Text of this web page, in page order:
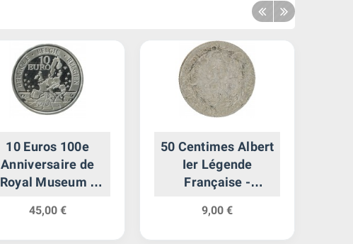
10 Euros 100e
Anniversaire de
Royal Museum -
45,00 €
50 Centimes Albert
Ier Légende
Française -
9,00 €